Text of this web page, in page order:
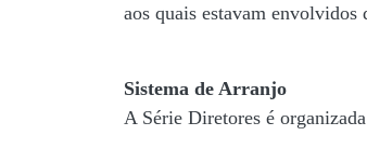
aos quais estavam
Sistema de Arranjo
A Série Diretores é